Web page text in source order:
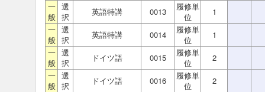
一
般
選
択
英語特講 0013
履修単
位
1
一
般
選
択
英語特講 0014
履修単
位
1
一
般
選
択
ドイツ語 0015
履修単
位
2
一
般
選
択
ドイツ語 0016
履修単
位
2